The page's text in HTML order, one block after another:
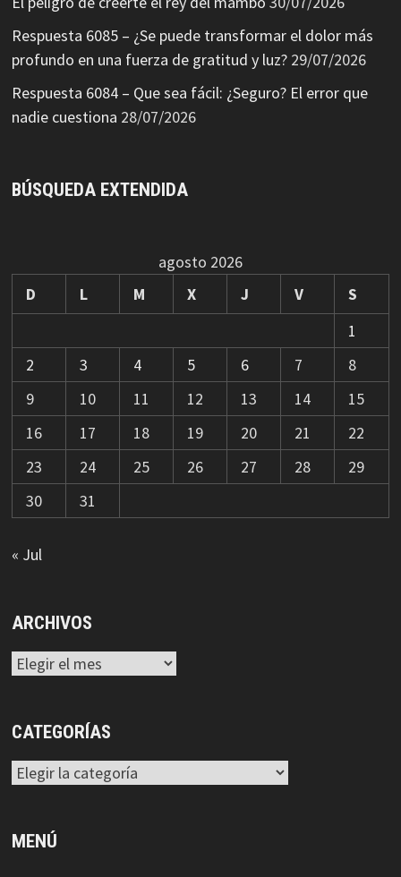
Respuesta 6085 – ¿Se puede transformar el dolor más
profundo en una fuerza de gratitud y luz? 29/07/2026
Respuesta 6084 – Que sea fácil: ¿Seguro? El error que
nadie cuestiona 28/07/2026
BÚSQUEDA EXTENDIDA
agosto 2026
D
L M X J V
S
1
2
3 4 5 6 7
8
9
10 11 12 13 14
15
16
17 18 19 20 21
22
23
24 25 26 27 28
29
30
31
« Jul
ARCHIVOS
Archivos
CATEGORÍAS
Categorías
MENÚ